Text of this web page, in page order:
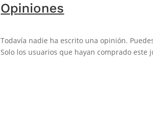
Opiniones
Todavía nadie ha escrito una opinión.
Solo los usuarios que hayan comprado